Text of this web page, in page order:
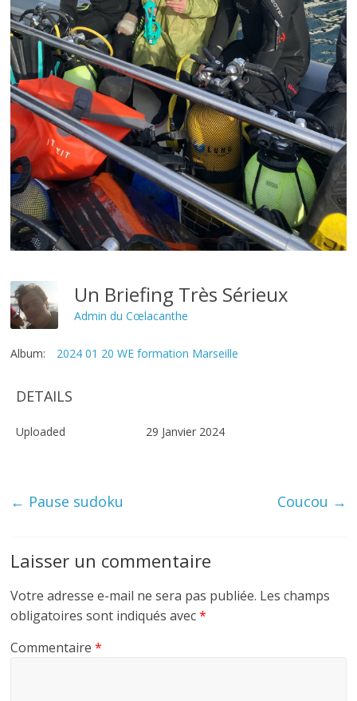
Un Briefing Très Sérieux
Admin du Cœlacanthe
Album: 2024 01 20 WE formation Marseille
DETAILS
Uploaded 29 Janvier 2024
← Pause sudoku Coucou →
Laisser un commentaire
Votre adresse e-mail ne sera pas publiée. Les champs
obligatoires sont indiqués avec*
Commentaire*